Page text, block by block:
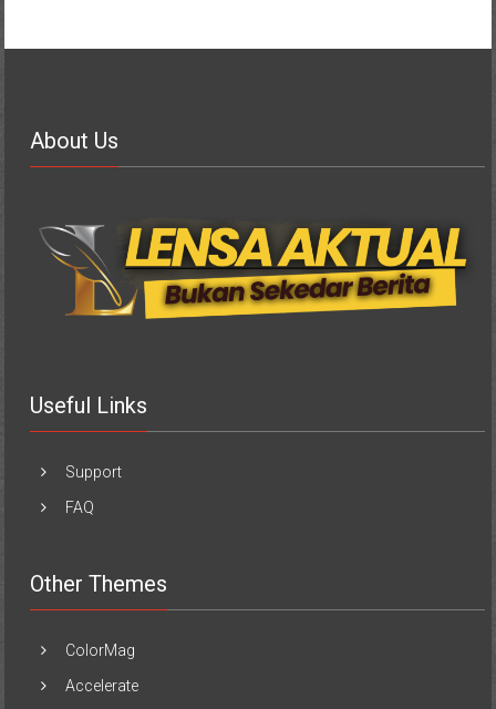
About Us
Useful Links
Support
FAQ
Other Themes
ColorMag
Accelerate